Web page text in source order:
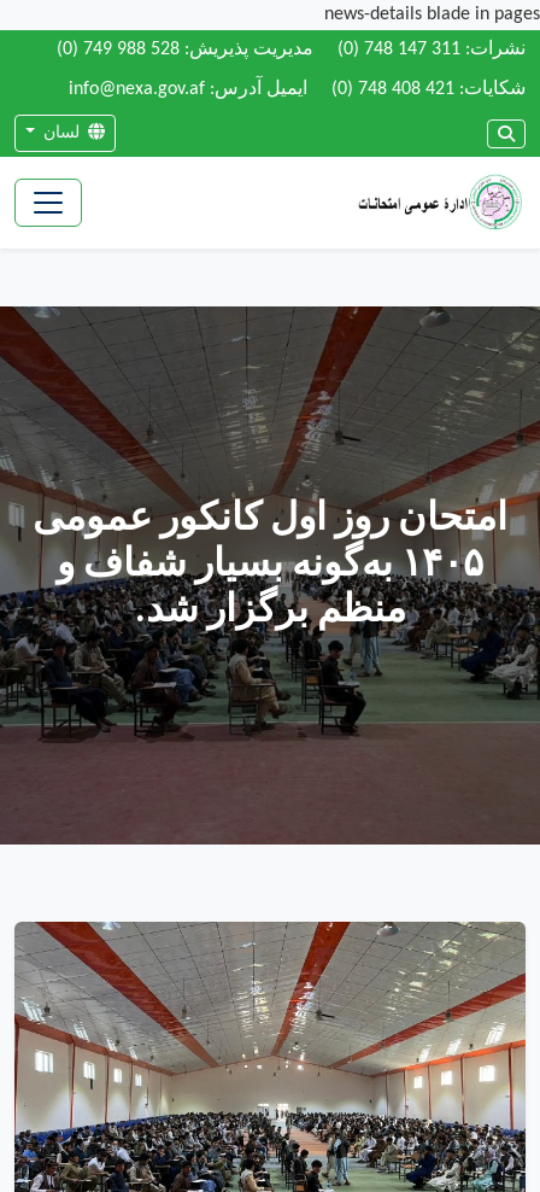
news-details blade in pages
نشرات: (0) 748 147 311 مدیریت پذیریش: (0) 749 988 528
شکایات: (0) 748 408 421 ایمیل آدرس: info@nexa.gov.af
لسان
امتحان روز اول کانکور عمومی
۱۴۰۵ به‌گونه بسیار شفاف و
منظم برگزار شد.